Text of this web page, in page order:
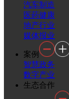
汽车制造
医药健康
地产行业
媒体报业
案例
智慧政务
数字产业
生态合作